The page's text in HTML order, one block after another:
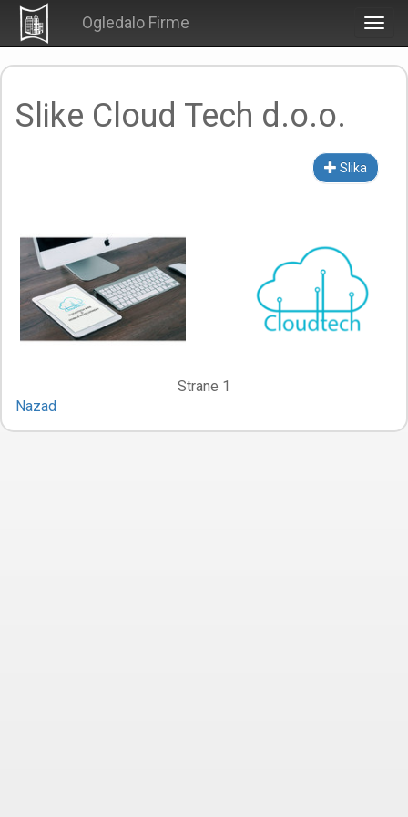
Ogledalo Firme
Slike Cloud Tech d.o.o.
Slika
Strane 1
Nazad